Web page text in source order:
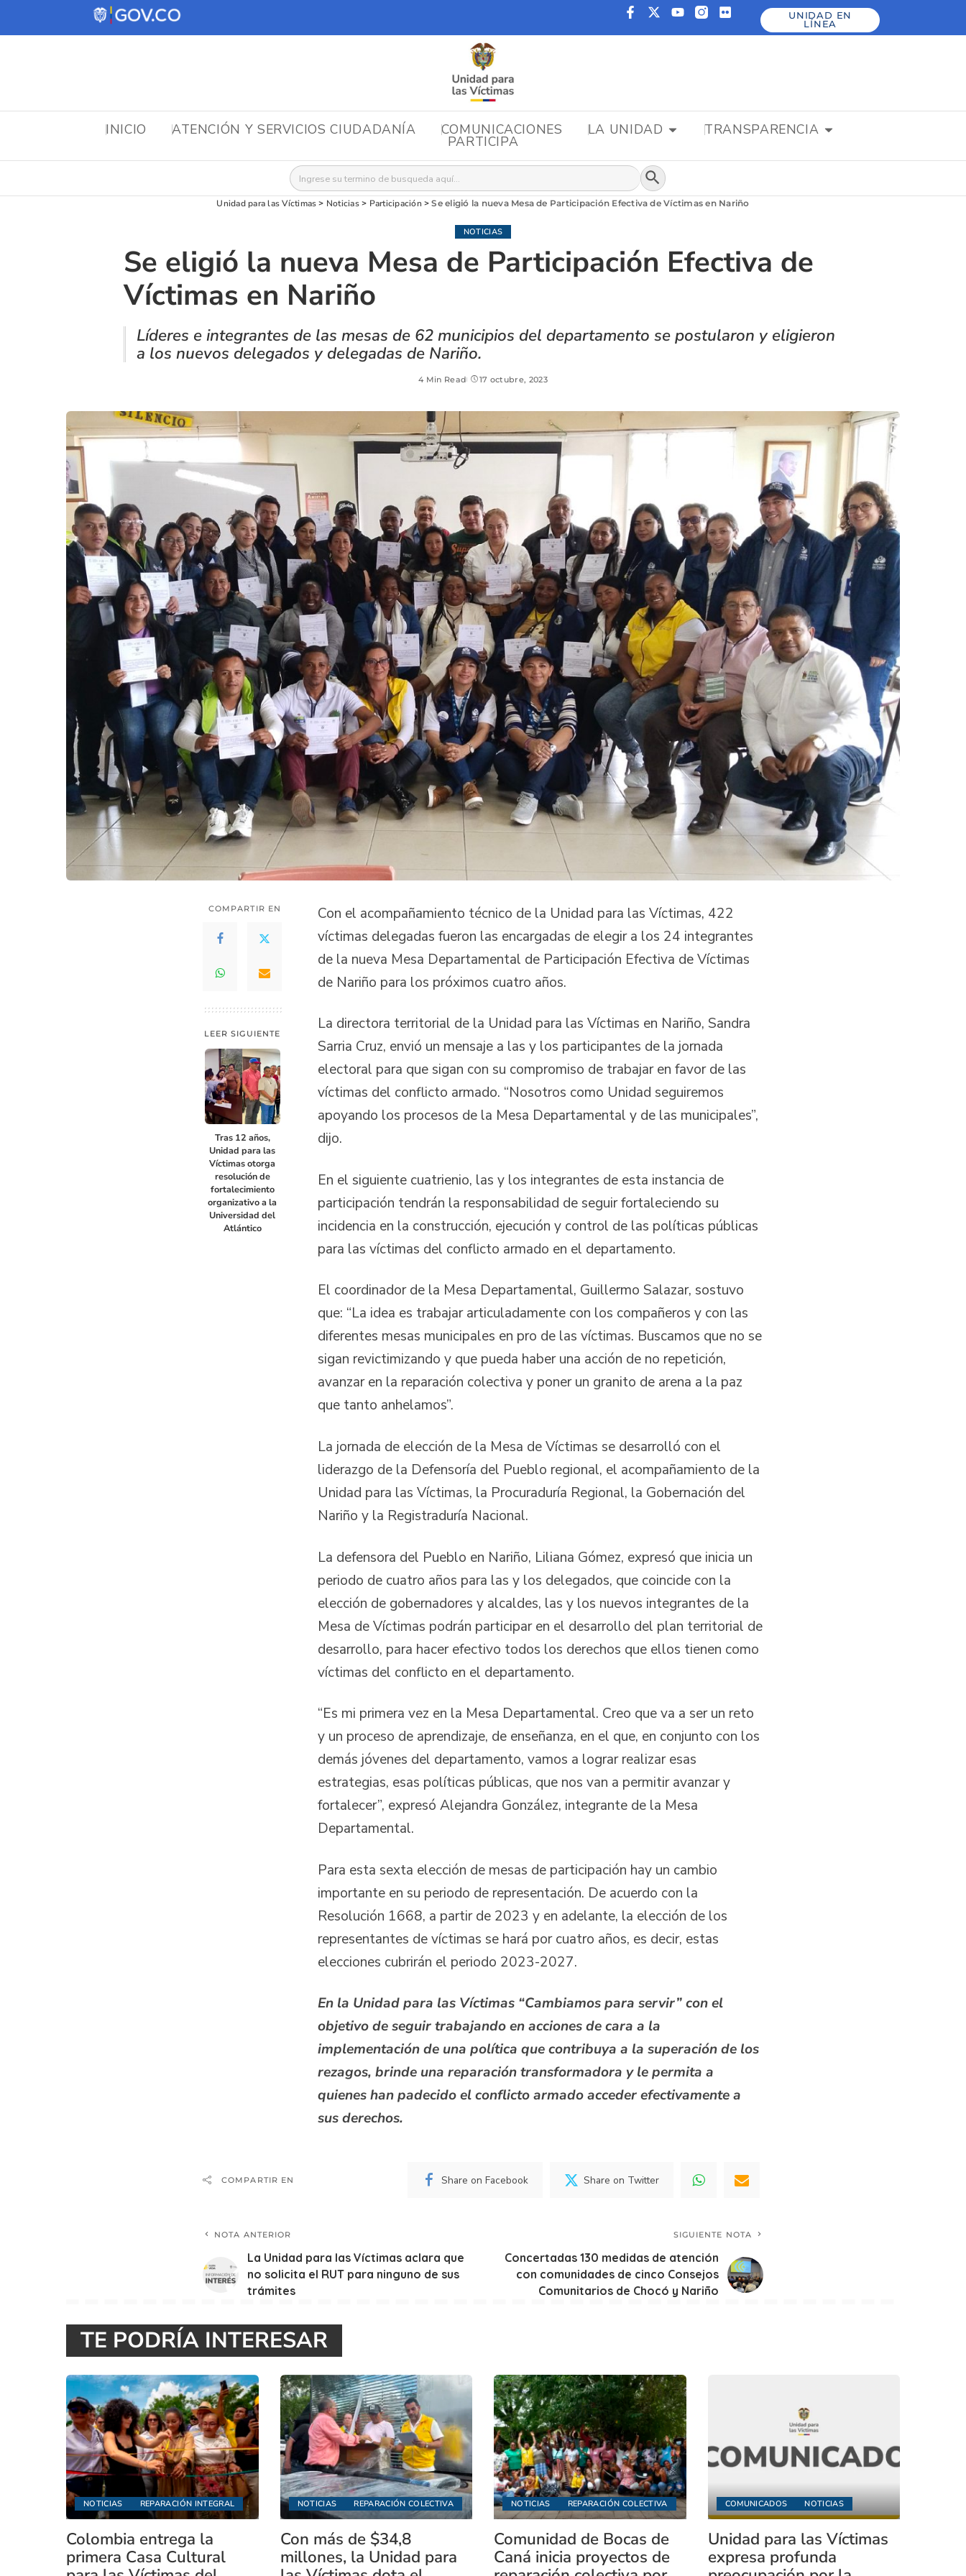
UNIDAD EN
LÍNEA
INICIO ATENCIÓN Y SERVICIOS CIUDADANÍA COMUNICACIONES LA UNIDAD TRANSPARENCIA
PARTICIPA
Buscar: Botón de búsqueda
Unidad para las Víctimas > Noticias> Participación >Se eligió la nueva Mesa de Participación Efectiva de Víctimas en Nariño
NOTICIAS
Se eligió la nueva Mesa de Participación Efectiva de
Víctimas en Nariño
Líderes e integrantes de las mesas de 62 municipios del departamento se postularon y eligieron
a los nuevos delegados y delegadas de Nariño.
4 Min Read 17 octubre, 2023
COMPARTIR EN
LEER SIGUIENTE
Tras 12 años,
Unidad para las
Víctimas otorga
resolución de
fortalecimiento
organizativo a la
Universidad del
Atlántico
Con el acompañamiento técnico de la Unidad para las Víctimas, 422
víctimas delegadas fueron las encargadas de elegir a los 24 integrantes
de la nueva Mesa Departamental de Participación Efectiva de Víctimas
de Nariño para los próximos cuatro años.
La directora territorial de la Unidad para las Víctimas en Nariño, Sandra
Sarria Cruz, envió un mensaje a las y los participantes de la jornada
electoral para que sigan con su compromiso de trabajar en favor de las
víctimas del conflicto armado. “Nosotros como Unidad seguiremos
apoyando los procesos de la Mesa Departamental y de las municipales”,
dijo.
En el siguiente cuatrienio, las y los integrantes de esta instancia de
participación tendrán la responsabilidad de seguir fortaleciendo su
incidencia en la construcción, ejecución y control de las políticas públicas
para las víctimas del conflicto armado en el departamento.
El coordinador de la Mesa Departamental, Guillermo Salazar, sostuvo
que: “La idea es trabajar articuladamente con los compañeros y con las
diferentes mesas municipales en pro de las víctimas. Buscamos que no se
sigan revictimizando y que pueda haber una acción de no repetición,
avanzar en la reparación colectiva y poner un granito de arena a la paz
que tanto anhelamos”.
La jornada de elección de la Mesa de Víctimas se desarrolló con el
liderazgo de la Defensoría del Pueblo regional, el acompañamiento de la
Unidad para las Víctimas, la Procuraduría Regional, la Gobernación del
Nariño y la Registraduría Nacional.
La defensora del Pueblo en Nariño, Liliana Gómez, expresó que inicia un
periodo de cuatro años para las y los delegados, que coincide con la
elección de gobernadores y alcaldes, las y los nuevos integrantes de la
Mesa de Víctimas podrán participar en el desarrollo del plan territorial de
desarrollo, para hacer efectivo todos los derechos que ellos tienen como
víctimas del conflicto en el departamento.
“Es mi primera vez en la Mesa Departamental. Creo que va a ser un reto
y un proceso de aprendizaje, de enseñanza, en el que, en conjunto con los
demás jóvenes del departamento, vamos a lograr realizar esas
estrategias, esas políticas públicas, que nos van a permitir avanzar y
fortalecer”, expresó Alejandra González, integrante de la Mesa
Departamental.
Para esta sexta elección de mesas de participación hay un cambio
importante en su periodo de representación. De acuerdo con la
Resolución 1668, a partir de 2023 y en adelante, la elección de los
representantes de víctimas se hará por cuatro años, es decir, estas
elecciones cubrirán el periodo 2023-2027.
En la Unidad para las Víctimas “Cambiamos para servir” con el
objetivo de seguir trabajando en acciones de cara a la
implementación de una política que contribuya a la superación de los
rezagos, brinde una reparación transformadora y le permita a
quienes han padecido el conflicto armado acceder efectivamente a
sus derechos.
COMPARTIR EN Share on Facebook Share on Twitter
NOTA ANTERIOR
La Unidad para las Víctimas aclara que
no solicita el RUT para ninguno de sus
trámites
SIGUIENTE NOTA
Concertadas 130 medidas de atención
con comunidades de cinco Consejos
Comunitarios de Chocó y Nariño
TE PODRÍA INTERESAR
NOTICIAS REPARACIÓN INTEGRAL
Colombia entrega la
primera Casa Cultural
NOTICIAS REPARACIÓN COLECTIVA
Con más de $34,8
millones, la Unidad para
NOTICIAS REPARACIÓN COLECTIVA
Comunidad de Bocas de
Caná inicia proyectos de
COMUNICADOS NOTICIAS
Unidad para las Víctimas
expresa profunda